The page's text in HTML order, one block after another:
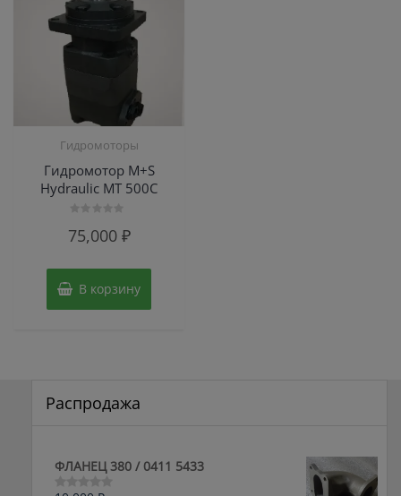
Гидромоторы
Гидромотор M+S
Hydraulic МТ 500С
0
75,000 ₽
В корзину
Распродажа
ФЛАНЕЦ 380 / 0411 5433